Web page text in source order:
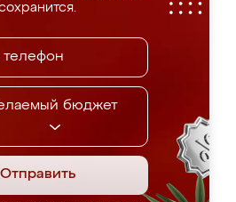
бюджет
Отправить